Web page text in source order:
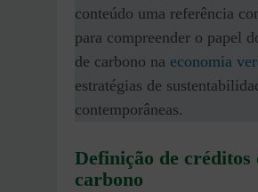
conteúdo uma referência
para compreender o papel
de carbono na economia
estratégias de
contemporâneas.
Definição de créditos
carbono